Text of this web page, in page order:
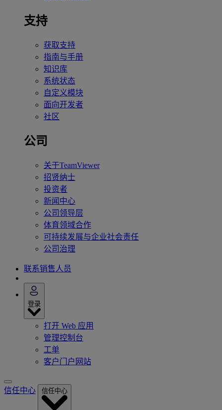
支持
获取支持
指南与手册
知识库
系统状态
自定义模块
面向开发者
社区
公司
关于TeamViewer
招贤纳士
投资者
新闻中心
公司领导层
体育领域合作
可持续发展与企业社会责任
公司治理
联系销售人员
登录
打开 Web 应用
管理控制台
工单
客户门户网站
信任中心 信任中心